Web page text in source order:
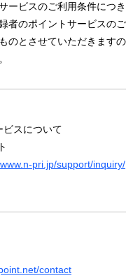
ービスのご利用条件につき
者のポイントサービスのご
のとさせていただきますの
ビスについて
pri.jp/support/inquiry/
contact